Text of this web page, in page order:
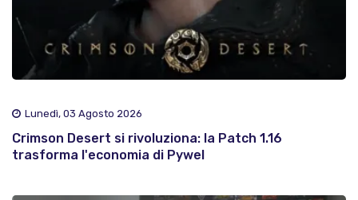
Lunedì, 03 Agosto 2026
Crimson Desert si rivoluziona: la Patch 1.16
trasforma l'economia di Pywel